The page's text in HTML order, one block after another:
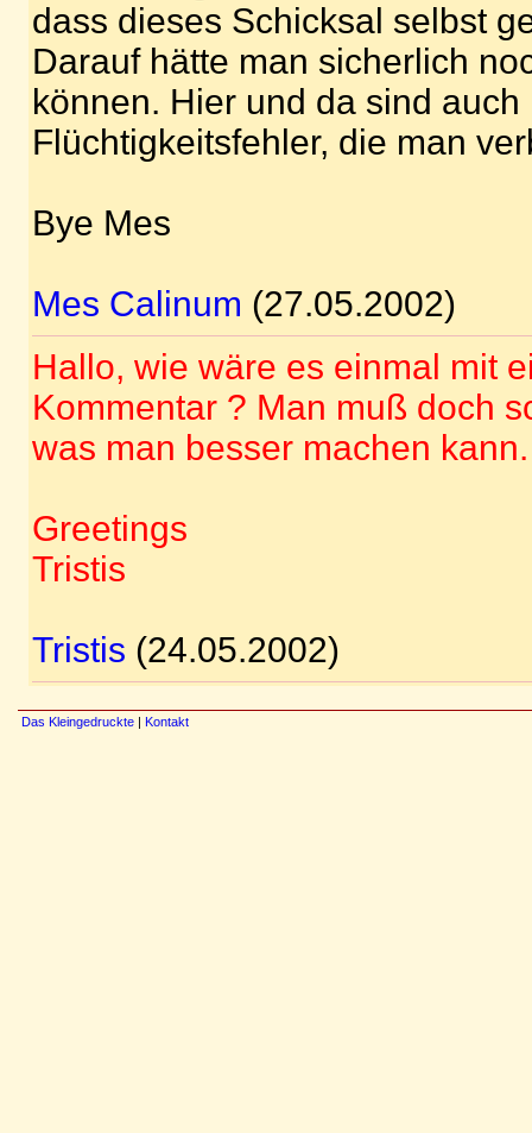
dass dieses Schicksal selbst
Darauf hätte man sicherlich
können. Hier und da sind
Flüchtigkeitsfehler, die man
Bye Mes
Mes Calinum (27.05.2002)
Hallo, wie wäre es einmal mit
Kommentar ? Man muß doch
was man besser machen kann.
Greetings
Tristis
Tristis (24.05.2002)
Das Kleingedruckte | Kontakt